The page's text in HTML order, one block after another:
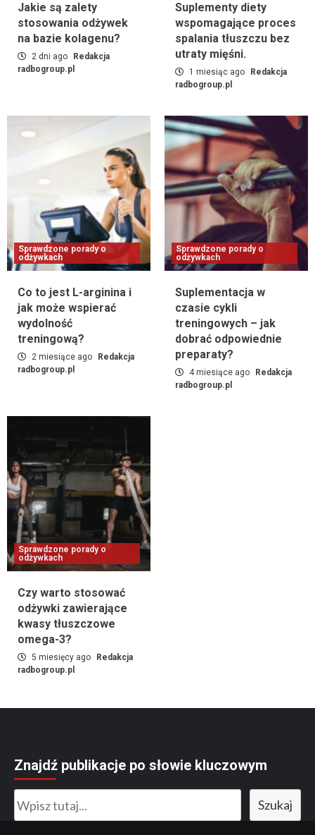
Jakie są zalety
stosowania odżywek
na bazie kolagenu?
2 dni ago
Redakcja
radbogroup.pl
Suplementy diety
wspomagające proces
spalania tłuszczu bez
utraty mięśni.
1 miesiąc ago
Redakcja
radbogroup.pl
Sprawdzone porady o
odżywkach
Co to jest L-arginina i
jak może wspierać
wydolność
treningową?
2 miesiące ago
Redakcja
radbogroup.pl
Sprawdzone porady o
odżywkach
Suplementacja w
czasie cykli
treningowych – jak
dobrać odpowiednie
preparaty?
4 miesiące ago
Redakcja
radbogroup.pl
Sprawdzone porady o
odżywkach
Czy warto stosować
odżywki zawierające
kwasy tłuszczowe
omega-3?
5 miesięcy ago
Redakcja
radbogroup.pl
Znajdź publikacje po słowie kluczowym
Szukaj Szukaj